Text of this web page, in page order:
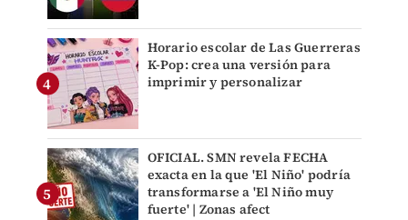
Horario escolar de Las Guerreras
K-Pop: crea una versión para
imprimir y personalizar
OFICIAL. SMN revela FECHA
exacta en la que 'El Niño' podría
transformarse a 'El Niño muy
fuerte' | Zonas afect